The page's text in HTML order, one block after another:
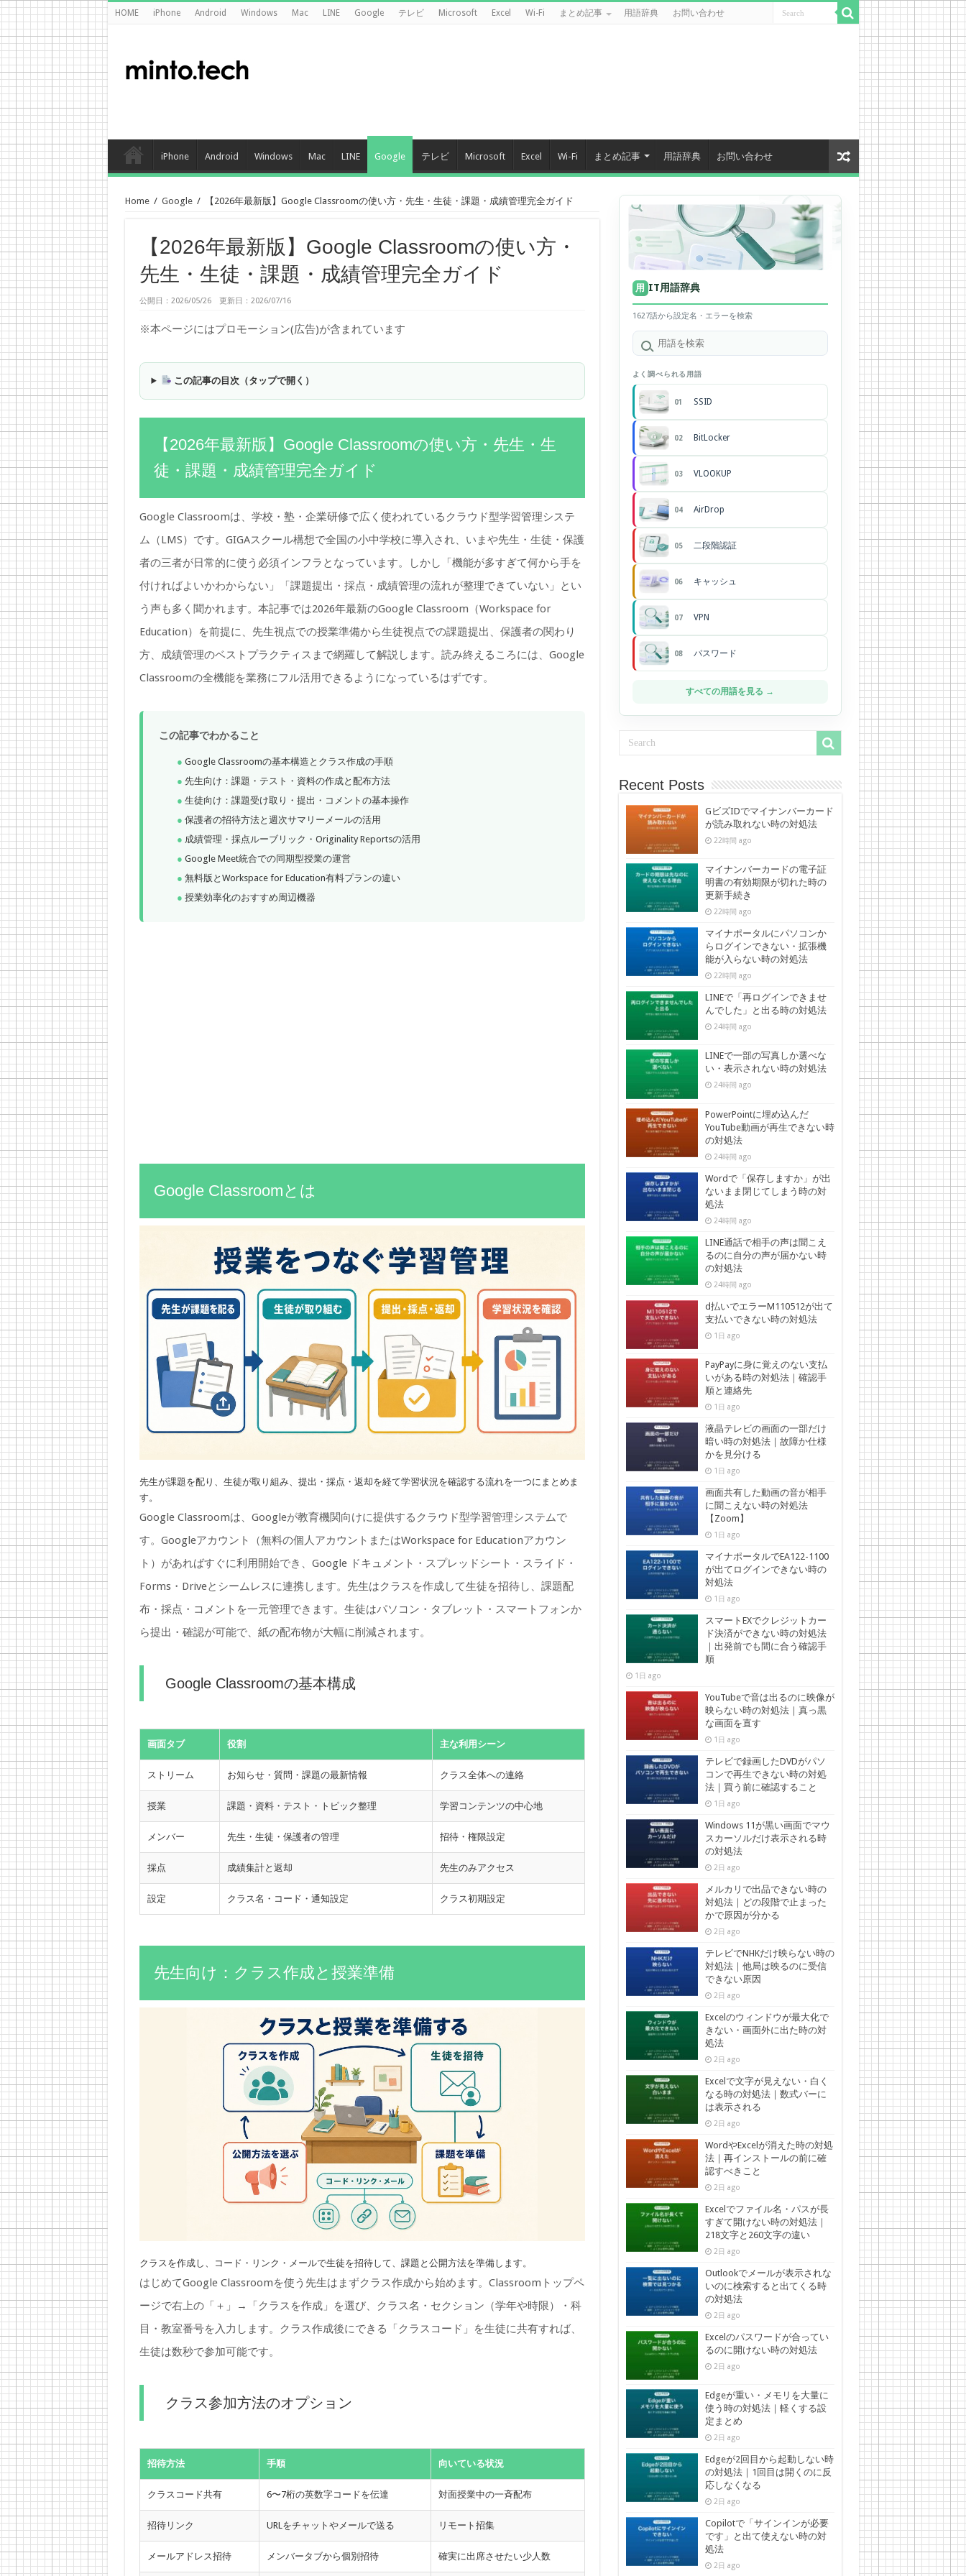
HOME iPhone Android Windows Mac LINE Google テレビ Microsoft Excel Wi-Fi まとめ記事 用語辞典 お問い合わせ
iPhone Android Windows Mac LINE Google テレビ Microsoft Excel Wi-Fi まとめ記事 用語辞典 お問い合わせ
Home / Google / 【2026年最新版】Google Classroomの使い方・先生・生徒・課題・成績管理完全ガイド
【2026年最新版】Google Classroomの使い方・
先生・生徒・課題・成績管理完全ガイド
公開日：2026/05/26 更新日：2026/07/16
※本ページにはプロモーション(広告)が含まれています
この記事の目次（タップで開く）
【2026年最新版】Google Classroomの使い方・先生・生
徒・課題・成績管理完全ガイド
Google Classroomは、学校・塾・企業研修で広く使われているクラウド型学習管理システ
ム（LMS）です。GIGAスクール構想で全国の小中学校に導入され、いまや先生・生徒・保護
者の三者が日常的に使う必須インフラとなっています。しかし「機能が多すぎて何から手を
付ければよいかわからない」「課題提出・採点・成績管理の流れが整理できていない」とい
う声も多く聞かれます。本記事では2026年最新のGoogle Classroom（Workspace for
Education）を前提に、先生視点での授業準備から生徒視点での課題提出、保護者の関わり
方、成績管理のベストプラクティスまで網羅して解説します。読み終えるころには、Google
Classroomの全機能を業務にフル活用できるようになっているはずです。
この記事でわかること
Google Classroomの基本構造とクラス作成の手順
先生向け：課題・テスト・資料の作成と配布方法
生徒向け：課題受け取り・提出・コメントの基本操作
保護者の招待方法と週次サマリーメールの活用
成績管理・採点ルーブリック・Originality Reportsの活用
Google Meet統合での同期型授業の運営
無料版とWorkspace for Education有料プランの違い
授業効率化のおすすめ周辺機器
Google Classroomとは
先生が課題を配り、生徒が取り組み、提出・採点・返却を経て学習状況を確認する流れを一つにまとめま
す。
Google Classroomは、Googleが教育機関向けに提供するクラウド型学習管理システムで
す。Googleアカウント（無料の個人アカウントまたはWorkspace for Educationアカウン
ト）があればすぐに利用開始でき、Google ドキュメント・スプレッドシート・スライド・
Forms・Driveとシームレスに連携します。先生はクラスを作成して生徒を招待し、課題配
布・採点・コメントを一元管理できます。生徒はパソコン・タブレット・スマートフォンか
ら提出・確認が可能で、紙の配布物が大幅に削減されます。
Google Classroomの基本構成
画面タブ 役割 主な利用シーン
ストリーム お知らせ・質問・課題の最新情報 クラス全体への連絡
授業 課題・資料・テスト・トピック整理 学習コンテンツの中心地
メンバー 先生・生徒・保護者の管理 招待・権限設定
採点 成績集計と返却 先生のみアクセス
設定 クラス名・コード・通知設定 クラス初期設定
先生向け：クラス作成と授業準備
クラスを作成し、コード・リンク・メールで生徒を招待して、課題と公開方法を準備します。
はじめてGoogle Classroomを使う先生はまずクラス作成から始めます。Classroomトップペ
ージで右上の「＋」→「クラスを作成」を選び、クラス名・セクション（学年や時限）・科
目・教室番号を入力します。クラス作成後にできる「クラスコード」を生徒に共有すれば、
生徒は数秒で参加可能です。
クラス参加方法のオプション
招待方法 手順 向いている状況
クラスコード共有 6〜7桁の英数字コードを伝達 対面授業中の一斉配布
招待リンク URLをチャットやメールで送る リモート招集
メールアドレス招待 メンバータブから個別招待 確実に出席させたい少人数
用 IT用語辞典
1627語から設定名・エラーを検索
よく調べられる用語
01 SSID
02 BitLocker
03 VLOOKUP
04 AirDrop
05 二段階認証
06 キャッシュ
07 VPN
08 パスワード
すべての用語を見る →
Recent Posts
GビズIDでマイナンバーカード
が読み取れない時の対処法
22時間 ago
マイナンバーカードの電子証
明書の有効期限が切れた時の
更新手続き
22時間 ago
マイナポータルにパソコンか
らログインできない・拡張機
能が入らない時の対処法
22時間 ago
LINEで「再ログインできませ
んでした」と出る時の対処法
24時間 ago
LINEで一部の写真しか選べな
い・表示されない時の対処法
24時間 ago
PowerPointに埋め込んだ
YouTube動画が再生できない時
の対処法
24時間 ago
Wordで「保存しますか」が出
ないまま閉じてしまう時の対
処法
24時間 ago
LINE通話で相手の声は聞こえ
るのに自分の声が届かない時
の対処法
24時間 ago
d払いでエラーM110512が出て
支払いできない時の対処法
1日 ago
PayPayに身に覚えのない支払
いがある時の対処法｜確認手
順と連絡先
1日 ago
液晶テレビの画面の一部だけ
暗い時の対処法｜故障か仕様
かを見分ける
1日 ago
画面共有した動画の音が相手
に聞こえない時の対処法
【Zoom】
1日 ago
マイナポータルでEA122-1100
が出てログインできない時の
対処法
1日 ago
スマートEXでクレジットカー
ド決済ができない時の対処法
｜出発前でも間に合う確認手
順
1日 ago
YouTubeで音は出るのに映像が
映らない時の対処法｜真っ黒
な画面を直す
1日 ago
テレビで録画したDVDがパソ
コンで再生できない時の対処
法｜買う前に確認すること
1日 ago
Windows 11が黒い画面でマウ
スカーソルだけ表示される時
の対処法
2日 ago
メルカリで出品できない時の
対処法｜どの段階で止まった
かで原因が分かる
2日 ago
テレビでNHKだけ映らない時の
対処法｜他局は映るのに受信
できない原因
2日 ago
Excelのウィンドウが最大化で
きない・画面外に出た時の対
処法
2日 ago
Excelで文字が見えない・白く
なる時の対処法｜数式バーに
は表示される
2日 ago
WordやExcelが消えた時の対処
法｜再インストールの前に確
認すべきこと
2日 ago
Excelでファイル名・パスが長
すぎて開けない時の対処法｜
218文字と260文字の違い
2日 ago
Outlookでメールが表示されな
いのに検索すると出てくる時
の対処法
2日 ago
Excelのパスワードが合ってい
るのに開けない時の対処法
2日 ago
Edgeが重い・メモリを大量に
使う時の対処法｜軽くする設
定まとめ
2日 ago
Edgeが2回目から起動しない時
の対処法｜1回目は開くのに反
応しなくなる
2日 ago
Copilotで「サインインが必要
です」と出て使えない時の対
処法
2日 ago